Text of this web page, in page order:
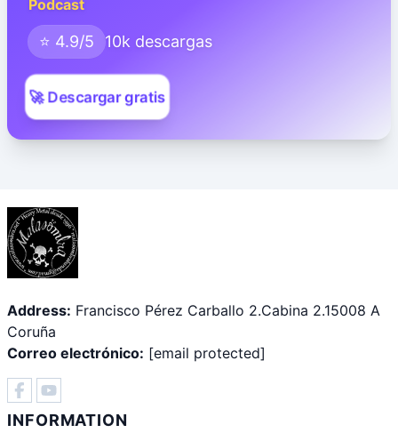
Podcast
⭐ 4.9/5 10k descargas
🚀 Descargar gratis
Address: Francisco Pérez Carballo 2.Cabina 2.15008 A
Coruña
Correo electrónico: [email protected]
INFORMATION